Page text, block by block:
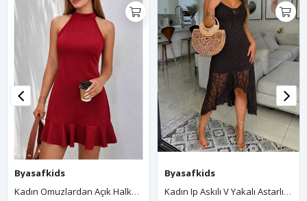
Byasafkids
Kadın Omuzlardan Açık Halka Yakalı Fırfırlı Janjan Kısa Elbise
Byasafkids
Kadın Ip Askılı V Yakalı Astarlı Asimetrik Detaylı Danteli Midi Elbise